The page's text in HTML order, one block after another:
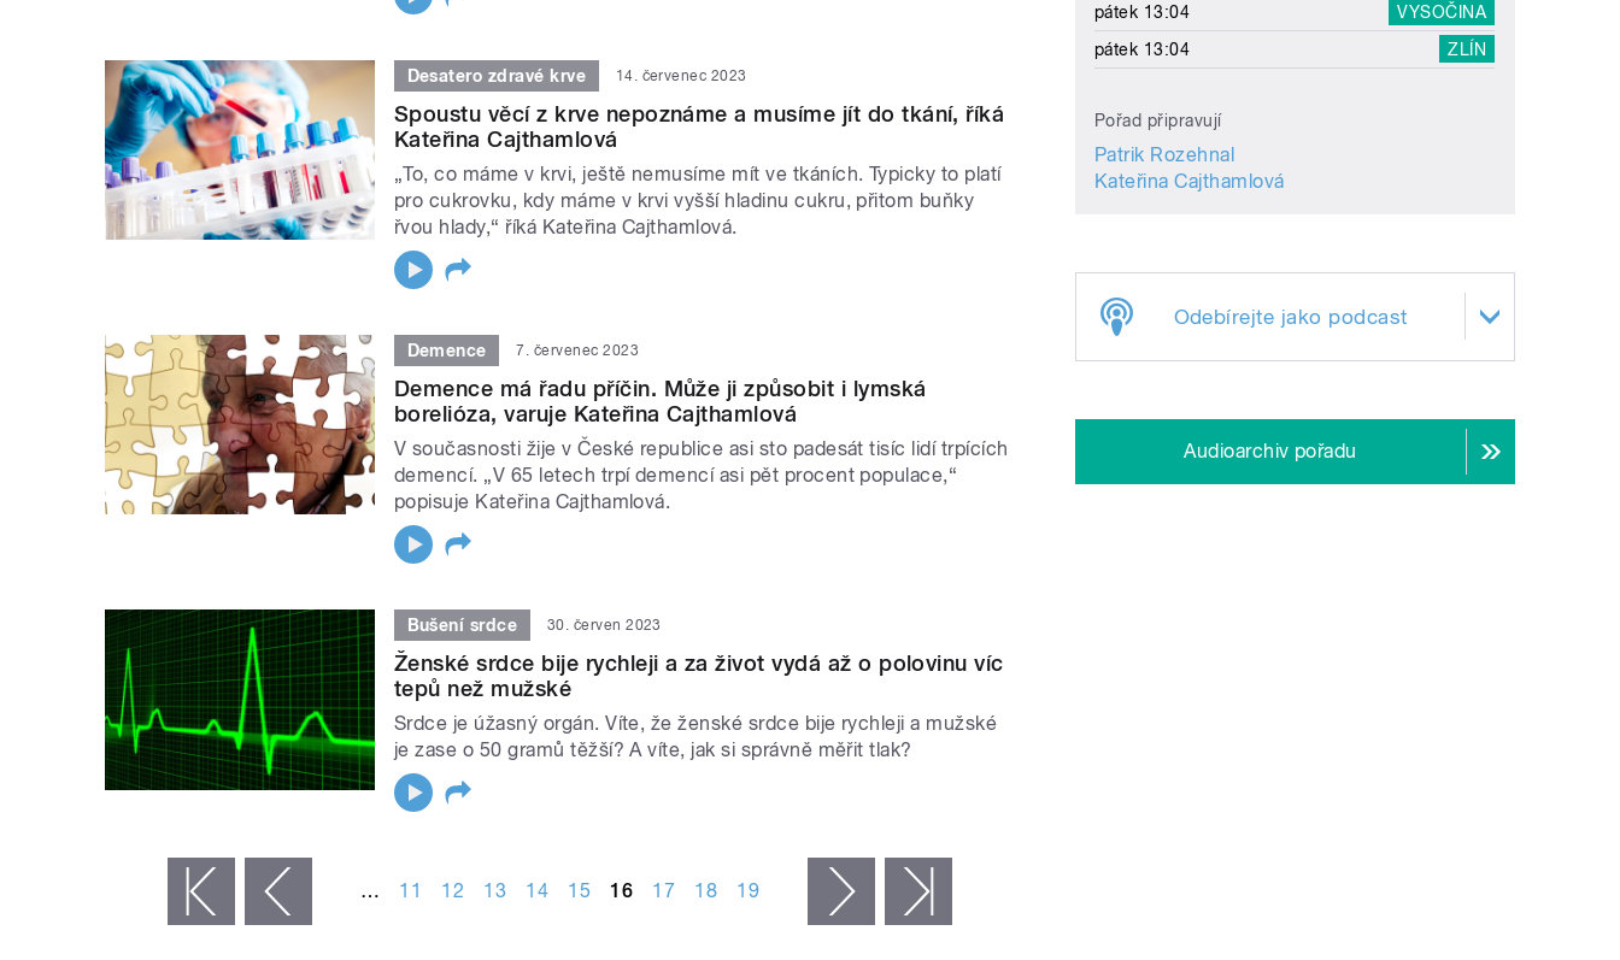
Desatero zdravé krve 14. červenec 2023
Spoustu věcí z krve nepoznáme a musíme jít do tkání, říká
Kateřina Cajthamlová
„To, co máme v krvi, ještě nemusíme mít ve tkáních. Typicky to platí
pro cukrovku, kdy máme v krvi vyšší hladinu cukru, přitom buňky
řvou hlady,“ říká Kateřina Cajthamlová.
Demence 7. červenec 2023
Demence má řadu příčin. Může ji způsobit i lymská
borelióza, varuje Kateřina Cajthamlová
V současnosti žije v České republice asi sto padesát tisíc lidí trpících
demencí. „V 65 letech trpí demencí asi pět procent populace,“
popisuje Kateřina Cajthamlová.
Bušení srdce 30. červen 2023
Ženské srdce bije rychleji a za život vydá až o polovinu víc
tepů než mužské
Srdce je úžasný orgán. Víte, že ženské srdce bije rychleji a mužské
je zase o 50 gramů těžší? A víte, jak si správně měřit tlak?
‹ předchozí … 11 12 13 14 15 16 17 18 19 následující ›
pátek 13:04
VYSOČINA
pátek 13:04
ZLÍN
Pořad připravují
Patrik Rozehnal
Kateřina Cajthamlová
Odebírejte jako podcast
Audioarchiv pořadu